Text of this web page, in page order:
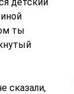
ты
сказали,